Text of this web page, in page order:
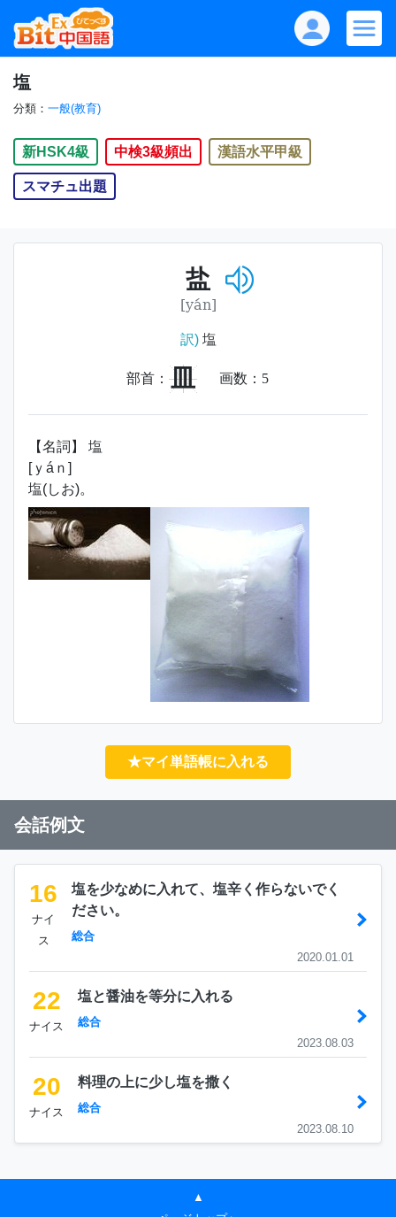
塩
分類： 一般(教育)
新HSK4級 中検3級頻出 漢語水平甲級
スマチュ出題
盐
[yán]
訳)塩
部首： 皿 画数： 5
【名詞】 塩
[ｙáｎ]
塩(しお)。
★マイ単語帳に入れる
会話例文
16
ナイ
ス
塩を少なめに入れて、塩辛く作らないでく
ださい。
総合
2020.01.01
22
ナイス
塩と醤油を等分に入れる
総合
2023.08.03
20
ナイス
料理の上に少し塩を撒く
総合
2023.08.10
▲